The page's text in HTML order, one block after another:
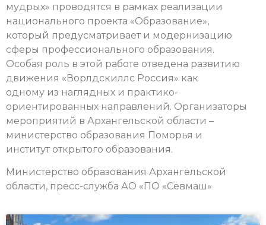
мудрых» проводятся в рамках реализации
национального проекта «Образование»,
который предусматривает и модернизацию
сферы профессионального образования.
Особая роль в этой работе отведена развитию
движения «Ворлдскиллс Россия» как
одному из наглядных и практико-
ориентированных направлений. Организаторы
мероприятий в Архангельской области –
министерство образования Поморья и
институт открытого образования.
Министерство образования Архангельской
области, пресс-служба АО «ПО «Севмаш»